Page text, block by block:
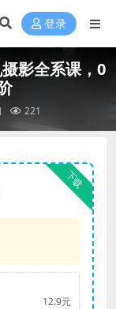
登录
影全系课，0
221
下载
12.9元